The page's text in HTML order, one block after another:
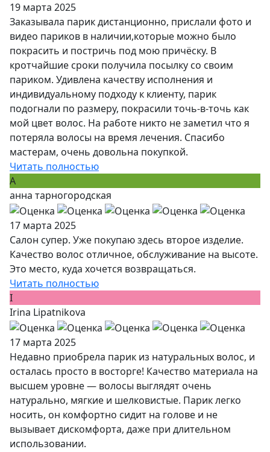
19 марта 2025
Заказывала парик дистанционно, прислали фото и
видео париков в наличии,которые можно было
покрасить и постричь под мою причёску. В
кротчайшие сроки получила посылку со своим
париком. Удивлена качеству исполнения и
индивидуальному подходу к клиенту, парик
подогнали по размеру, покрасили точь-в-точь как
мой цвет волос. На работе никто не заметил что я
потеряла волосы на время лечения. Спасибо
мастерам, очень довольна покупкой.
Читать полностью
А
анна тарногородская
17 марта 2025
Салон супер. Уже покупаю здесь второе изделие.
Качество волос отличное, обслуживание на высоте.
Это место, куда хочется возвращаться.
Читать полностью
I
Irina Lipatnikova
17 марта 2025
Недавно приобрела парик из натуральных волос, и
осталась просто в восторге! Качество материала на
высшем уровне — волосы выглядят очень
натурально, мягкие и шелковистые. Парик легко
носить, он комфортно сидит на голове и не
вызывает дискомфорта, даже при длительном
использовании.